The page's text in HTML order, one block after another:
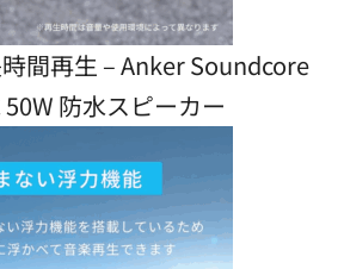
間再生 – Anker Soundcore
防水スピーカー